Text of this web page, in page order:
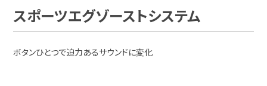
スポーツエグゾーストシステム
ボタンひとつで迫力あるサウンドに変化